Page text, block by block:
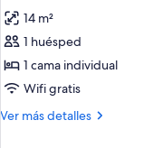
las
fotos
de
Habitación
individual
14 m²
1 huésped
1 cama individual
Wifi gratis
Ver más detalles
Más